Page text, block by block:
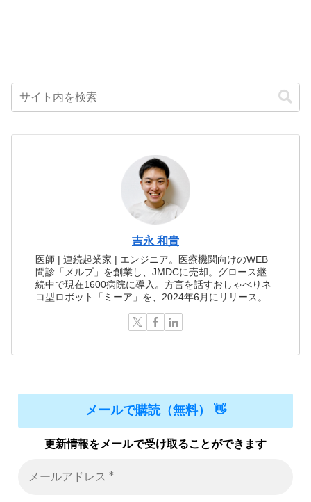
吉永 和貴
医師 | 連続起業家 | エンジニア。医療機関向けのWEB
問診「メルプ」を創業し、JMDCに売却。グロース継
続中で現在1600病院に導入。方言を話すおしゃべりネ
コ型ロボット「ミーア」を、2024年6月にリリース。
メールで購読（無料） 👋
更新情報をメールで受け取ることができます